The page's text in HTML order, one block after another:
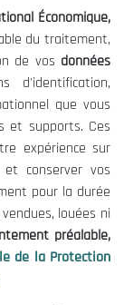
ce
Économique,
du traitement,
de vos données
d'identification,
que vous
et supports. Ces
expérience sur
conserver vos
pour la durée
louées ni
préalable,
de la Protection